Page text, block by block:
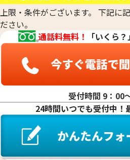
めずにご相談ください。おたから
これまでお値段がつかなかったお
つかるかもしれません。どのよう
持ち込みください。
上限・条件がございます。 下記に
ださい。
通話料無料！
「いくら
受付時間 9：00
24時間いつでも受付中！